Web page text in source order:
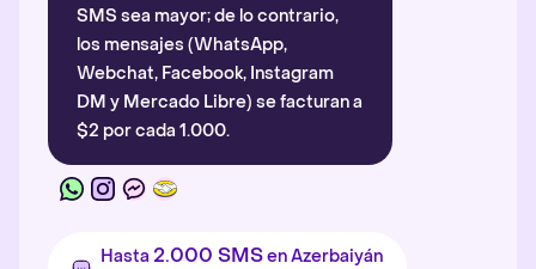
SMS sea mayor; de lo contrario,
los mensajes (WhatsApp,
Webchat, Facebook, Instagram
DM y Mercado Libre) se facturan a
$2 por cada 1.000.
Hasta 2.000 SMSen Azerbaiyán